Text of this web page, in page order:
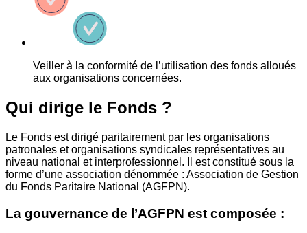
Veiller à la conformité de l’utilisation des fonds alloués
aux organisations concernées.
Qui dirige le Fonds ?
Le Fonds est dirigé paritairement par les organisations
patronales et organisations syndicales représentatives au
niveau national et interprofessionnel. Il est constitué sous la
forme d’une association dénommée : Association de Gestion
du Fonds Paritaire National (AGFPN).
La gouvernance de l’AGFPN est composée :